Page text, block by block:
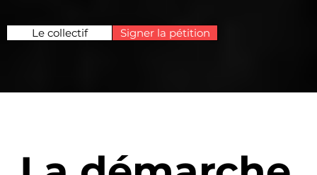
Le collectif Signer la pétition